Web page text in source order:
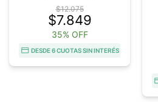
$12.075
$7.849
35% OFF
DESDE 6 CUOTAS SIN INTERÉS